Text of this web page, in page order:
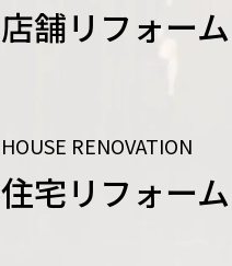
店舗リフォーム
HOUSE RENOVATION
住宅リフォーム